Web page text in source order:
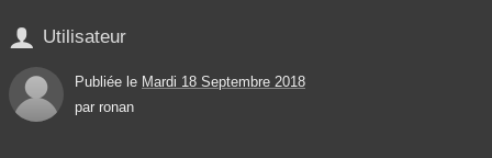
 Utilisateur
Publiée le Mardi 18 Septembre 2018
par ronan